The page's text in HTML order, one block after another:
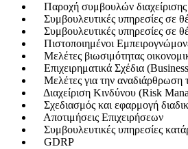
Παροχή συμβουλών διαχείρισης
Συμβουλευτικές υπηρεσίες σε
Συμβουλευτικές υπηρεσίες σε
Πιστοποιημένοι
Μελέτες βιωσιμότητας
Επιχειρηματικά Σχέδια
Μελέτες για την αναδιάρθρωση
Διαχείριση Κινδύνου (Risk
Σχεδιασμός και εφαρμογή
Αποτιμήσεις Επιχειρήσεων
Συμβουλευτικές υπηρεσίες
GDRP